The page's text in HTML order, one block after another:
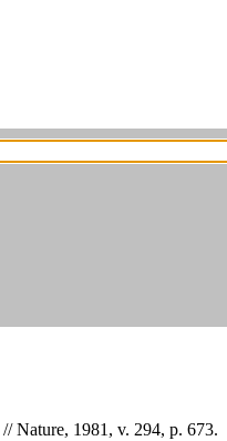
// Nature, 1981, v. 294, p. 673.